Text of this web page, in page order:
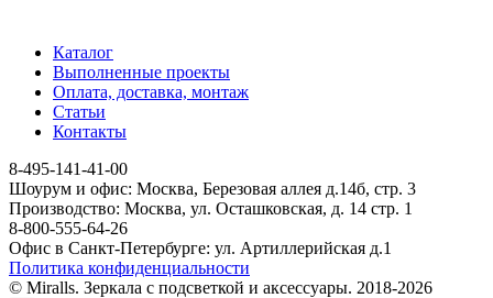
Каталог
Выполненные проекты
Оплата, доставка, монтаж
Статьи
Контакты
8-495-141-41-00
Шоурум и офис: Москва, Березовая аллея д.14б, стр. 3
Производство: Москва, ул. Осташковская, д. 14 стр. 1
8-800-555-64-26
Офис в Санкт-Петербурге: ул. Артиллерийская д.1
Политика конфиденциальности
© Miralls. Зеркала с подсветкой и аксессуары. 2018-2026